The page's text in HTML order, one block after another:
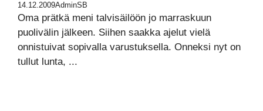
14.12.2009AdminSB
Oma prätkä meni talvisäilöön jo marraskuun
puolivälin jälkeen. Siihen saakka ajelut vielä
onnistuivat sopivalla varustuksella. Onneksi nyt on
tullut lunta, ...